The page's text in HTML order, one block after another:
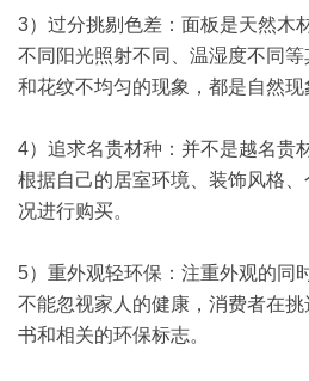
3）过分挑剔色差：面板是天然木
不同阳光照射不同、温湿度不同
和花纹不均匀的现象，都是自然现
4）追求名贵材种：并不是越名贵
根据自己的居室环境、装饰风格
况进行购买。
5）重外观轻环保：注重外观的同
不能忽视家人的健康，消费者在
书和相关的环保标志。